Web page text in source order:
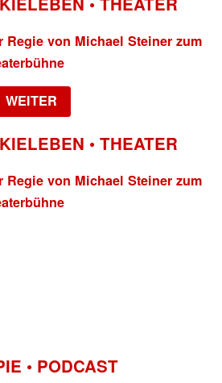
Regie von Michael Steiner zum
WEITER
• THEATER
Regie von Michael Steiner zum
• PODCAST